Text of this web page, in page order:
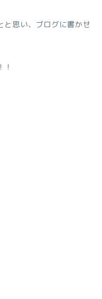
と思い、ブログに書かせ